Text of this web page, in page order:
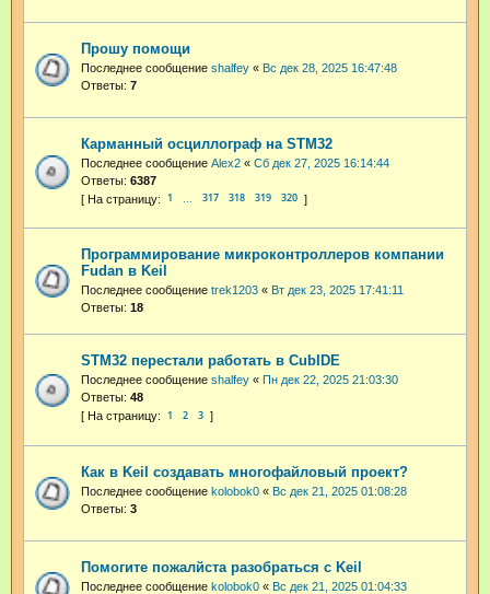
Прошу помощи
Последнее сообщение shalfey « Вс дек 28, 2025 16:47:48
Ответы: 7
Карманный осциллограф на STM32
Последнее сообщение Alex2 « Сб дек 27, 2025 16:14:44
Ответы: 6387
1 317 318 319 320
Программирование микроконтроллеров компании
Fudan в Keil
Последнее сообщение trek1203 « Вт дек 23, 2025 17:41:11
Ответы: 18
STM32 перестали работать в CubIDE
Последнее сообщение shalfey « Пн дек 22, 2025 21:03:30
Ответы: 48
1 2 3
Как в Keil создавать многофайловый проект?
Последнее сообщение kolobok0 « Вс дек 21, 2025 01:08:28
Ответы: 3
Помогите пожалйста разобраться с Keil
Последнее сообщение kolobok0 « Вс дек 21, 2025 01:04:33